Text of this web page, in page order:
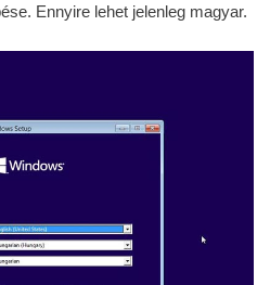
Ennyire lehet jelenleg magyar.